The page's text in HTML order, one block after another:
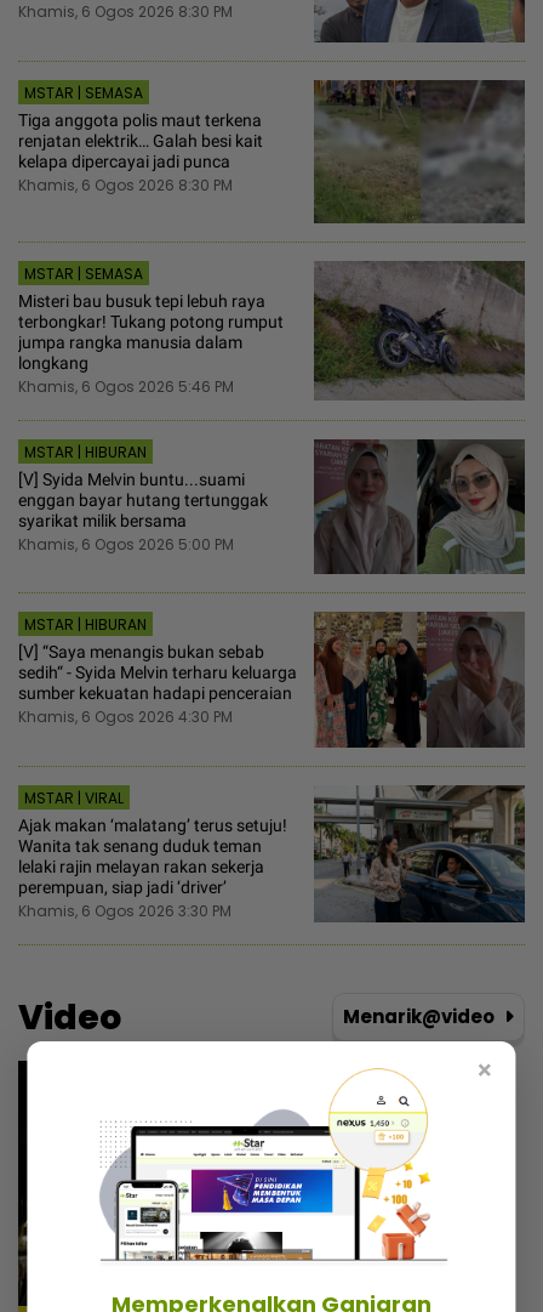
Khamis, 6 Ogos 2026 8:30 PM
MSTAR | SEMASA
Tiga anggota polis maut terkena
renjatan elektrik… Galah besi kait
kelapa dipercayai jadi punca
Khamis, 6 Ogos 2026 8:30 PM
MSTAR | SEMASA
Misteri bau busuk tepi lebuh raya
terbongkar! Tukang potong rumput
jumpa rangka manusia dalam
longkang
Khamis, 6 Ogos 2026 5:46 PM
MSTAR | HIBURAN
[V] Syida Melvin buntu...suami
enggan bayar hutang tertunggak
syarikat milik bersama
Khamis, 6 Ogos 2026 5:00 PM
MSTAR | HIBURAN
[V] “Saya menangis bukan sebab
sedih“ - Syida Melvin terharu keluarga
sumber kekuatan hadapi penceraian
Khamis, 6 Ogos 2026 4:30 PM
MSTAR | VIRAL
Ajak makan ‘malatang’ terus setuju!
Wanita tak senang duduk teman
lelaki rajin melayan rakan sekerja
perempuan, siap jadi ‘driver’
Khamis, 6 Ogos 2026 3:30 PM
Video Menarik@video
×
Memperkenalkan Ganjaran